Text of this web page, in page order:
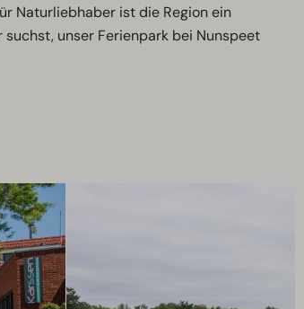
Naturliebhaber ist die Region ein
unser Ferienpark bei Nunspeet